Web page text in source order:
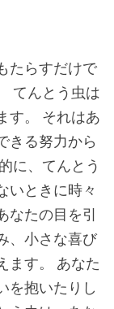
たらすだけで
てんとう虫は
す。 それはあ
きる努力から
に、てんとう
いときに時々
なたの目を引
、小さな喜び
ます。 あなた
を抱いたりし